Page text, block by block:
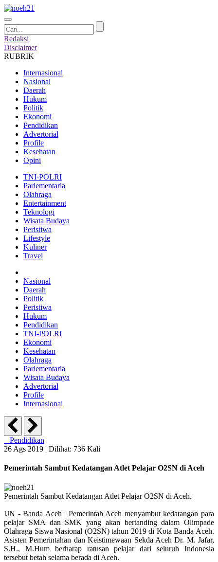
Redaksi
Disclaimer
RUBRIK
Internasional
Nasional
Daerah
Hukum
Politik
Ekonomi
Pendidikan
Advertorial
Profile
Kesehatan
Opini
TNI-POLRI
Parlementaria
Olahraga
Entertainment
Teknologi
Wisata Budaya
Peristiwa
Lifestyle
Kuliner
Travel
Nasional
Daerah
Politik
Peristiwa
Hukum
Pendidikan
TNI-POLRI
Ekonomi
Kesehatan
Olahraga
Parlementaria
Wisata Budaya
Advertorial
Profile
Internasional
Pendidikan
26 Ags 2019 | Dilihat: 736 Kali
Pemerintah Sambut Kedatangan Atlet Pelajar O2SN di Aceh
Pemerintah Sambut Kedatangan Atlet Pelajar O2SN di Aceh.
IJN - Banda Aceh | Pemerintah Aceh menyambut kedatangan para
pelajar SMA dan SMK yang akan bertanding dalam Olimpade
Olahraga Siswa Nasional (O2SN) tahun 2019 di Kota Banda Aceh.
Asisten Pemerintahan dan Keistimewaan Sekda Aceh Dr. M. Jafar,
S.H., M.Hum berharap ratusan pelajar dari seluruh Indonesia
tersebut betah selama berada di Aceh.